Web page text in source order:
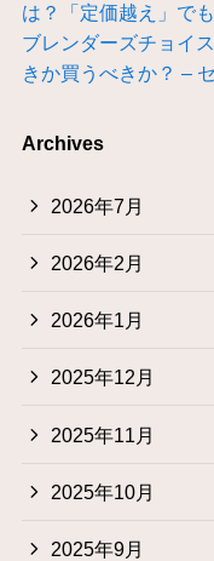
は？「定価越え」で
ブレンダーズチョイ
きか買うべきか？ –
Archives
2026年7月
2026年2月
2026年1月
2025年12月
2025年11月
2025年10月
2025年9月